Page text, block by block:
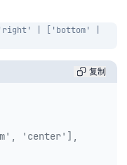
| ['bottom' |
复制
'center'],